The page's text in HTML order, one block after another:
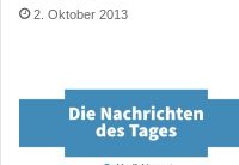
2. Oktober 2013